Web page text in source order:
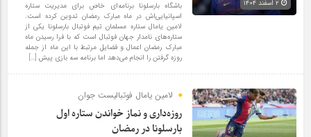
باشگاه بارسلونا برنامه‌ای خاص برای مدیریت ستاره
اسپانیایی‌اش در ماه مبارک رمضان تدوین کرده است.
لامین یامال ستاره مسلمان تیم فوتبال بارسلونا یکی از
ستاره‌های نامدار جهان فوتبال است که با فرا رسیدن ماه
مبارک رمضان اعمال و فضایل مرتبط با این ماه از جمله
روزه گرفتن را انجام می‌دهد اما برنامه سه بازی پیش‌ […]
لامین یامال فوتبالیست جوان
روزه‌داری و نماز خواندن ستاره اول
بارسلونا در رمضان